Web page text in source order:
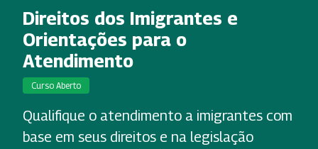
Direitos dos Imigrantes e
Orientações para o
Atendimento
Curso Aberto
Qualifique o atendimento a imigrantes com
base em seus direitos e na legislação